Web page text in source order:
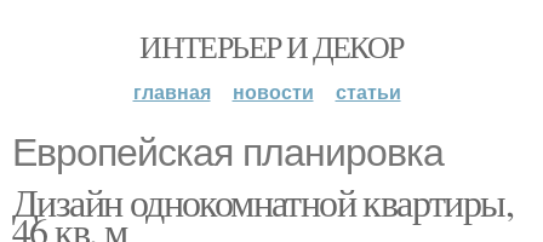
ИНТЕРЬЕР И ДЕКОР
главная новости статьи
Европейская планировка
Дизайн однокомнатной квартиры,
46 кв. м